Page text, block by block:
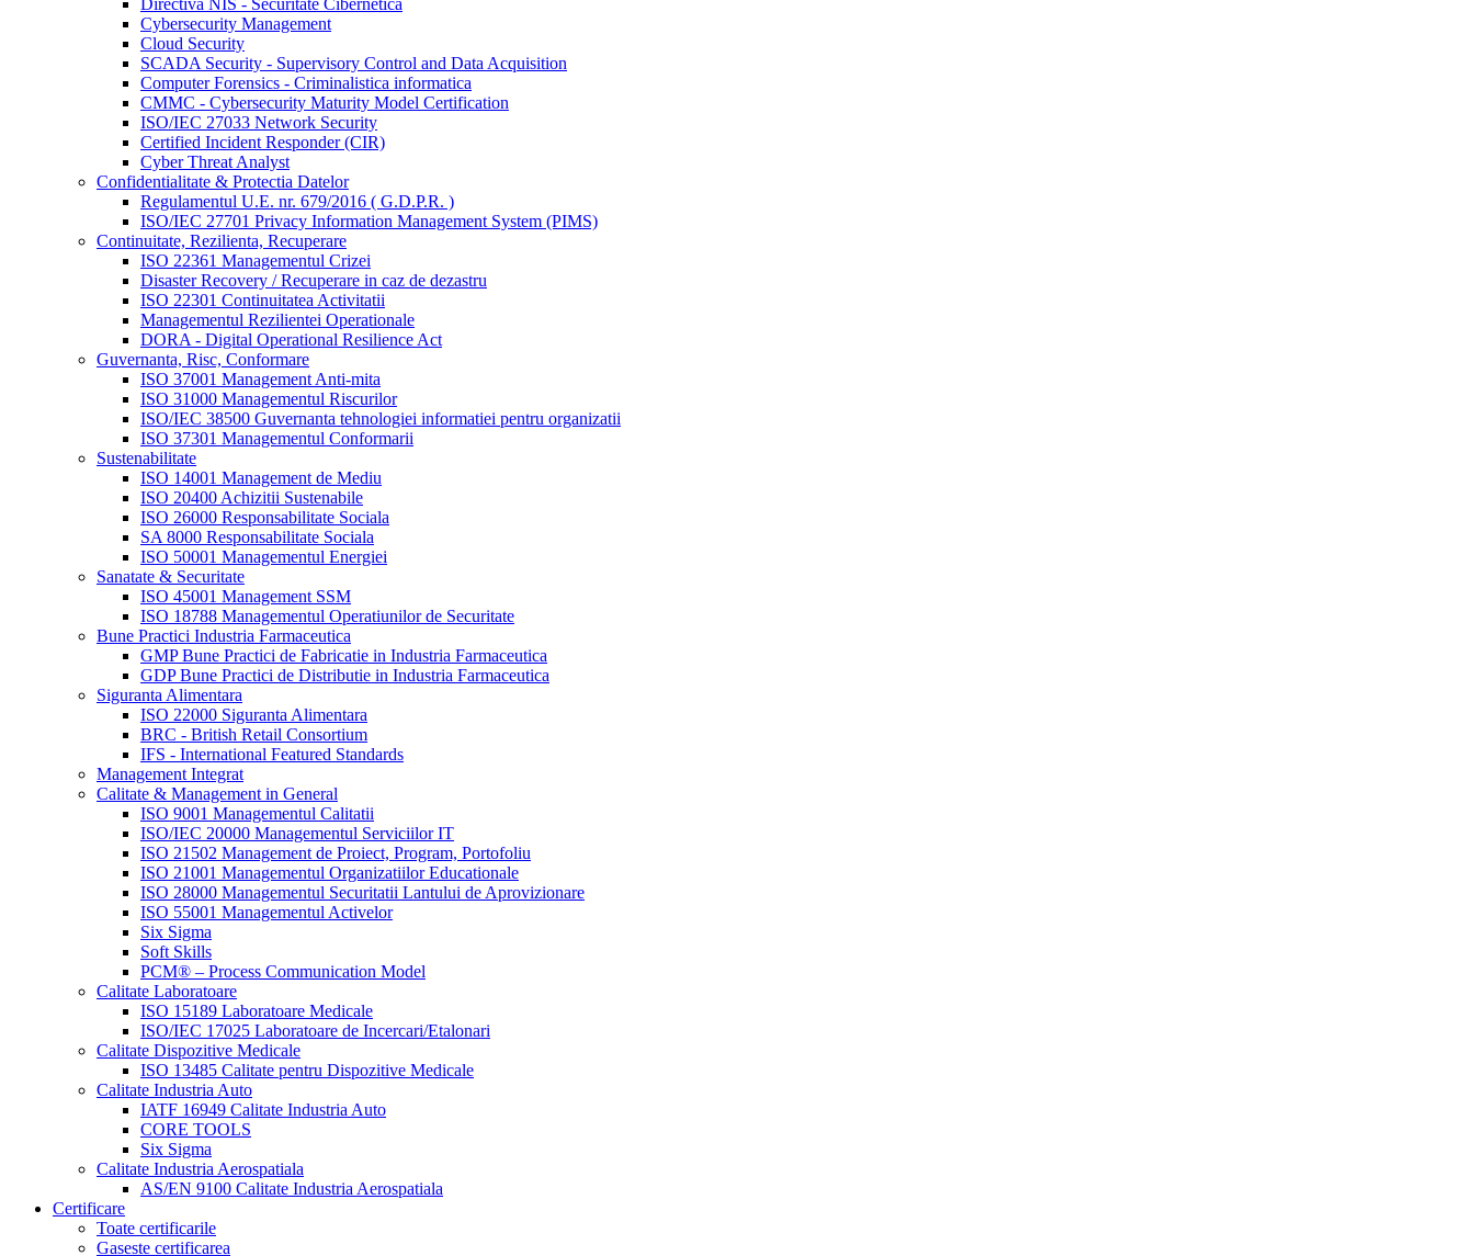
Directiva NIS - Securitate Cibernetica
Cybersecurity Management
Cloud Security
SCADA Security - Supervisory Control and Data Acquisition
Computer Forensics - Criminalistica informatica
CMMC - Cybersecurity Maturity Model Certification
ISO/IEC 27033 Network Security
Certified Incident Responder (CIR)
Cyber Threat Analyst
Confidentialitate & Protectia Datelor
Regulamentul U.E. nr. 679/2016 ( G.D.P.R. )
ISO/IEC 27701 Privacy Information Management System (PIMS)
Continuitate, Rezilienta, Recuperare
ISO 22361 Managementul Crizei
Disaster Recovery / Recuperare in caz de dezastru
ISO 22301 Continuitatea Activitatii
Managementul Rezilientei Operationale
DORA - Digital Operational Resilience Act
Guvernanta, Risc, Conformare
ISO 37001 Management Anti-mita
ISO 31000 Managementul Riscurilor
ISO/IEC 38500 Guvernanta tehnologiei informatiei pentru organizatii
ISO 37301 Managementul Conformarii
Sustenabilitate
ISO 14001 Management de Mediu
ISO 20400 Achizitii Sustenabile
ISO 26000 Responsabilitate Sociala
SA 8000 Responsabilitate Sociala
ISO 50001 Managementul Energiei
Sanatate & Securitate
ISO 45001 Management SSM
ISO 18788 Managementul Operatiunilor de Securitate
Bune Practici Industria Farmaceutica
GMP Bune Practici de Fabricatie in Industria Farmaceutica
GDP Bune Practici de Distributie in Industria Farmaceutica
Siguranta Alimentara
ISO 22000 Siguranta Alimentara
BRC - British Retail Consortium
IFS - International Featured Standards
Management Integrat
Calitate & Management in General
ISO 9001 Managementul Calitatii
ISO/IEC 20000 Managementul Serviciilor IT
ISO 21502 Management de Proiect, Program, Portofoliu
ISO 21001 Managementul Organizatiilor Educationale
ISO 28000 Managementul Securitatii Lantului de Aprovizionare
ISO 55001 Managementul Activelor
Six Sigma
Soft Skills
PCM® – Process Communication Model
Calitate Laboratoare
ISO 15189 Laboratoare Medicale
ISO/IEC 17025 Laboratoare de Incercari/Etalonari
Calitate Dispozitive Medicale
ISO 13485 Calitate pentru Dispozitive Medicale
Calitate Industria Auto
IATF 16949 Calitate Industria Auto
CORE TOOLS
Six Sigma
Calitate Industria Aerospatiala
AS/EN 9100 Calitate Industria Aerospatiala
Certificare
Toate certificarile
Gaseste certificarea